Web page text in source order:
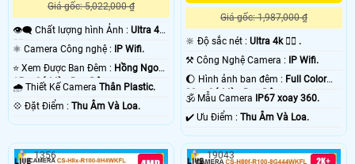
Giá gốc: 5,022,000 ₫
👁️‍🗨 Chất lượng hình Ảnh : Ultra 4k
👍🏾 .
⚛️ Camera Công nghệ :
IP Wifi.
⭐ Xem Được Ban Đêm : Hồng Ngoại
15m Có Màu Ban Ðêm.
🌧️ Thiết Kế Camera Thân Plastic.
️💠 Đặt Điểm : Thu Âm Và Loa.
Giá gốc: 1,987,000 ₫
🔆 Độ sắc nét :Ultra 4k 👍🏾 .
⚒ Công Nghệ Camera :
IP Wifi.
🌔 Hình ảnh ban đêm : Full Color
20m Có Màu Ban Ðêm.
🕉️ Mẫu Camera
IP67 xoay 360.
️✔️ Ưu Điểm :Thu Âm Và Loa.
1356 19043